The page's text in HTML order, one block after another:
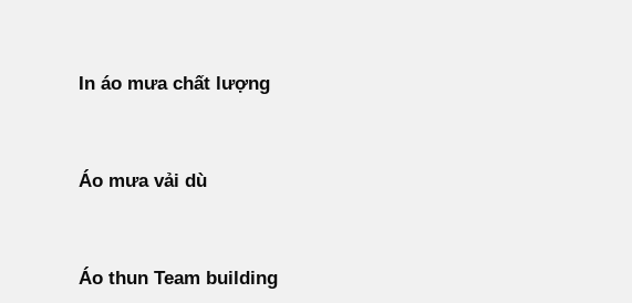
In áo mưa chất lượng
Áo mưa vải dù
Áo thun Team building